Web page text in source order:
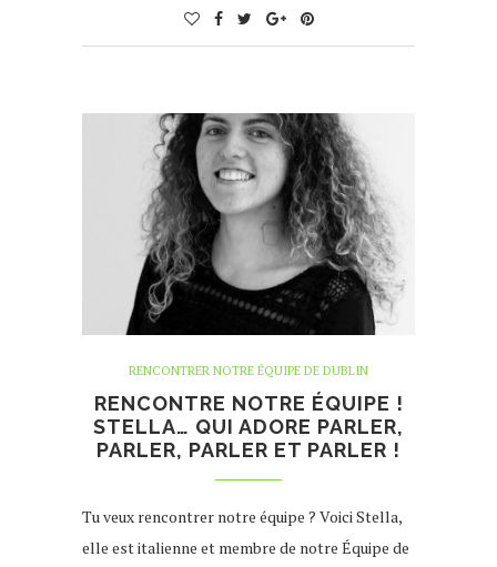
RENCONTRER NOTRE ÉQUIPE DE DUBLIN
RENCONTRE NOTRE ÉQUIPE !
STELLA… QUI ADORE PARLER,
PARLER, PARLER ET PARLER !
Tu veux rencontrer notre équipe ? Voici Stella,
elle est italienne et membre de notre Équipe de